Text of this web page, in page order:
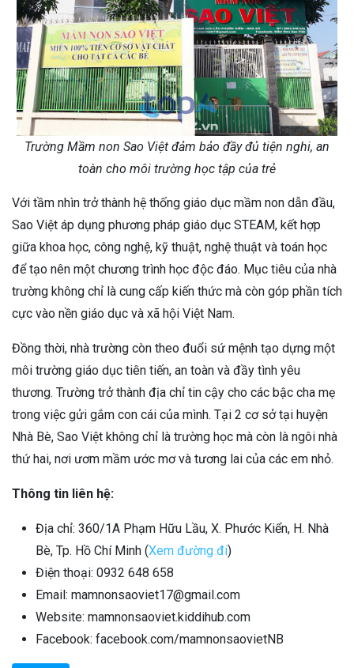
Trường Mầm non Sao Việt đảm bảo đầy đủ tiện nghi, an
toàn cho môi trường học tập của trẻ
Với tầm nhìn trở thành hệ thống giáo dục mầm non dẫn đầu,
Sao Việt áp dụng phương pháp giáo dục STEAM, kết hợp
giữa khoa học, công nghệ, kỹ thuật, nghệ thuật và toán học
để tạo nên một chương trình học độc đáo. Mục tiêu của nhà
trường không chỉ là cung cấp kiến thức mà còn góp phần tích
cực vào nền giáo dục và xã hội Việt Nam.
Đồng thời, nhà trường còn theo đuổi sứ mệnh tạo dựng một
môi trường giáo dục tiên tiến, an toàn và đầy tình yêu
thương. Trường trở thành địa chỉ tin cậy cho các bậc cha mẹ
trong việc gửi gắm con cái của mình. Tại 2 cơ sở tại huyện
Nhà Bè, Sao Việt không chỉ là trường học mà còn là ngôi nhà
thứ hai, nơi ươm mầm ước mơ và tương lai của các em nhỏ.
Thông tin liên hệ:
Địa chỉ: 360/1A Phạm Hữu Lầu, X. Phước Kiển, H. Nhà
Bè, Tp. Hồ Chí Minh (Xem đường đi)
Điện thoại: 0932 648 658
Email: mamnonsaoviet17@gmail.com
Website: mamnonsaoviet.kiddihub.com
Facebook: facebook.com/mamnonsaovietNB